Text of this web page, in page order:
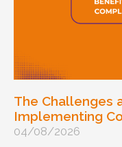
The Challenges
Implementing
04/08/2026